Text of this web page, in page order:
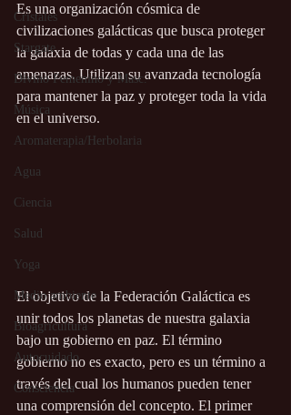
Cristales
Stargate
Divino Femenino y Masc.
Música
Aromaterapia/Herbolaria
Agua
Ciencia
Salud
Yoga
Medio ambiente
Bioagricultura
Autocuidado
Consciencia
Es una organización cósmica de
civilizaciones galácticas que busca proteger
la galaxia de todas y cada una de las
amenazas. Utilizan su avanzada tecnología
para mantener la paz y proteger toda la vida
en el universo.
El objetivo de la Federación Galáctica es
unir todos los planetas de nuestra galaxia
bajo un gobierno en paz. El término
gobierno no es exacto, pero es un término a
través del cual los humanos pueden tener
una comprensión del concepto. El primer